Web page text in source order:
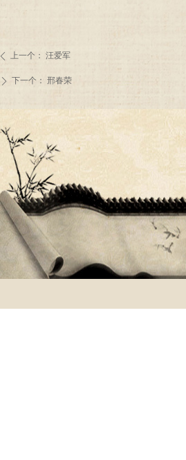
上一个： 汪爱军
ꄲ 下一个： 邢春荣